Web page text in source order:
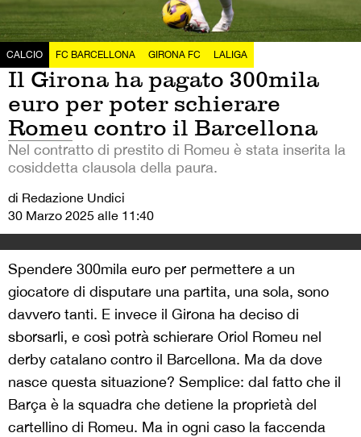
CALCIO FC BARCELLONA GIRONA FC LALIGA
Il Girona ha pagato 300mila
euro per poter schierare
Romeu contro il Barcellona
Nel contratto di prestito di Romeu è stata inserita la
cosiddetta clausola della paura.
di Redazione Undici
30 Marzo 2025 alle 11:40
Spendere 300mila euro per permettere a un
giocatore di disputare una partita, una sola, sono
davvero tanti. E invece il Girona ha deciso di
sborsarli, e così potrà schierare Oriol Romeu nel
derby catalano contro il Barcellona. Ma da dove
nasce questa situazione? Semplice: dal fatto che il
Barça è la squadra che detiene la proprietà del
cartellino di Romeu. Ma in ogni caso la faccenda